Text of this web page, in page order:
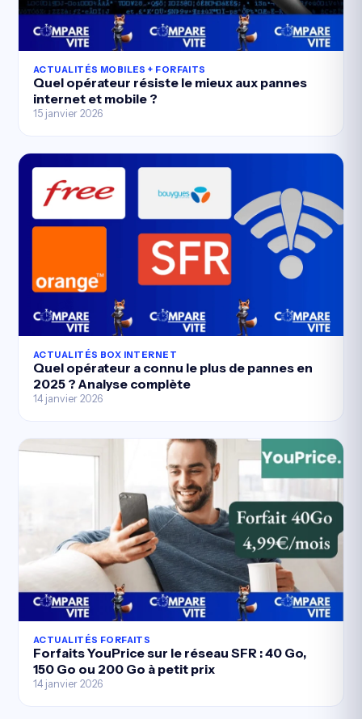
ACTUALITÉS MOBILES + FORFAITS
Quel opérateur résiste le mieux aux pannes
internet et mobile ?
15 janvier 2026
ACTUALITÉS BOX INTERNET
Quel opérateur a connu le plus de pannes en
2025 ? Analyse complète
14 janvier 2026
ACTUALITÉS FORFAITS
Forfaits YouPrice sur le réseau SFR : 40 Go,
150 Go ou 200 Go à petit prix
14 janvier 2026